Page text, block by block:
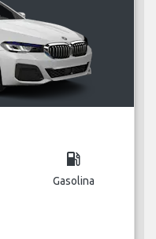
local_gas_station
Gasolina